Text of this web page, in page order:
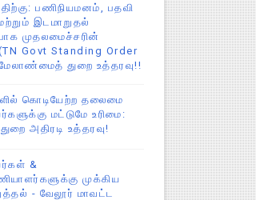
பணிநியமனம், பதவி
இடமாறுதல்
முதலமைச்சரின்
Govt Standing Order
துறை உத்தரவு!!
கொடியேற்ற தலைமை
மட்டுமே உரிமை:
அதிரடி உத்தரவு!
&
முக்கிய
- வேலூர் மாவட்ட